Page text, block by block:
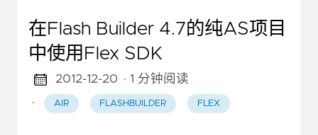
在Flash Builder 4.7的纯AS项目
中使用Flex SDK
2012-12-20 · 1 分钟阅读
·
AIR FLASHBUILDER FLEX